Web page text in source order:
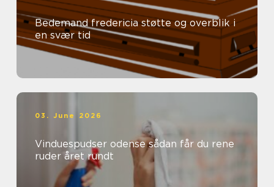
Bedemand fredericia støtte og overblik i
en svær tid
03. June 2026
Vinduespudser odense sådan får du rene
ruder året rundt